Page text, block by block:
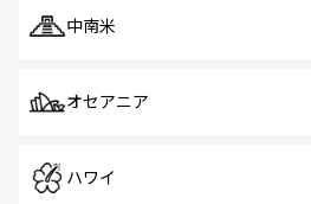
中南米
オセアニア
ハワイ